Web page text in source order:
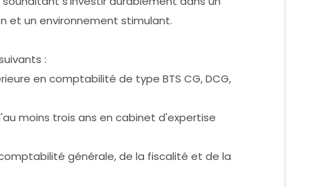
et un environnement stimulant.
:
en comptabilité de type BTS CG, DCG,
moins trois ans en cabinet d'expertise
générale, de la fiscalité et de la